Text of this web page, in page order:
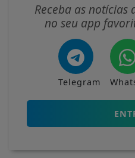
Receba as notícias
no seu app
Telegram